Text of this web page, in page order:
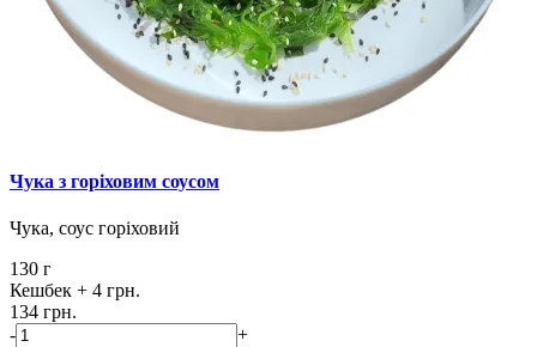
Чука з горіховим соусом
Чука, соус горіховий
130 г
Кешбек + 4 грн.
134 грн.
-
+